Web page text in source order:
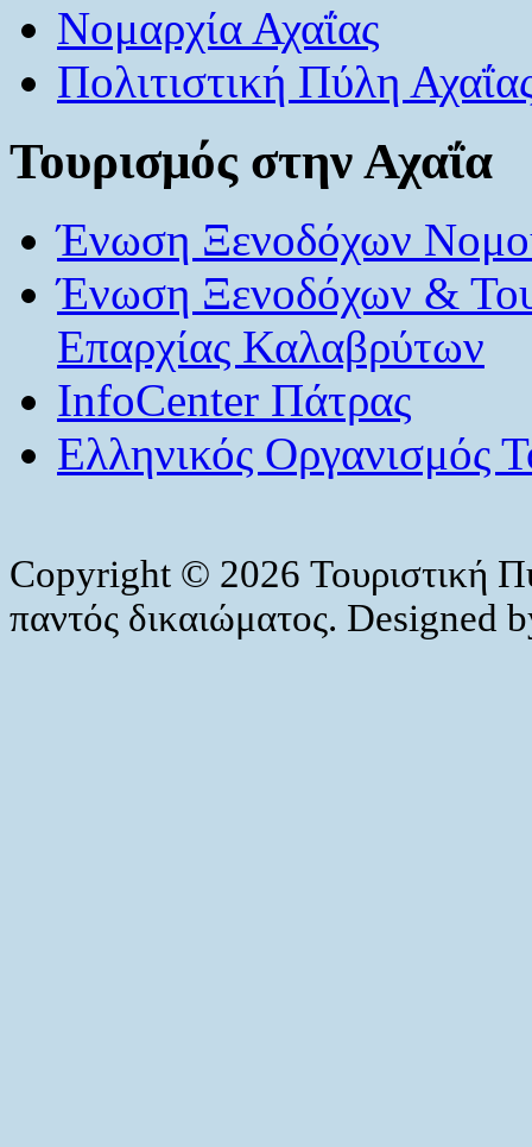
Νομαρχία Αχαΐας
Πολιτιστική Πύλη
Τουρισμός στην Αχαΐα
Ένωση Ξενοδόχων
Ένωση Ξενοδόχων &
Επαρχίας Καλαβρύτων
InfoCenter Πάτρας
Ελληνικός Οργανισμός
Copyright © 2026 Τουριστική
παντός δικαιώματος. Designed